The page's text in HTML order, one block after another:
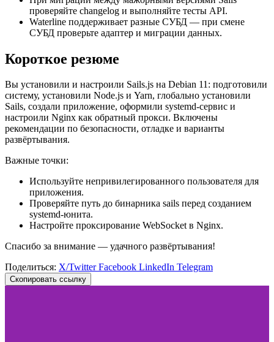
проверяйте changelog и выполняйте тесты API.
Waterline поддерживает разные СУБД — при смене
СУБД проверьте адаптер и миграции данных.
Короткое резюме
Вы установили и настроили Sails.js на Debian 11: подготовили
систему, установили Node.js и Yarn, глобально установили
Sails, создали приложение, оформили systemd‑сервис и
настроили Nginx как обратный прокси. Включены
рекомендации по безопасности, отладке и варианты
развёртывания.
Важные точки:
Используйте непривилегированного пользователя для
приложения.
Проверяйте путь до бинарника sails перед созданием
systemd‑юнита.
Настройте проксирование WebSocket в Nginx.
Спасибо за внимание — удачного развёртывания!
Поделиться: X/TwitterFacebook LinkedIn Telegram
Скопировать ссылку